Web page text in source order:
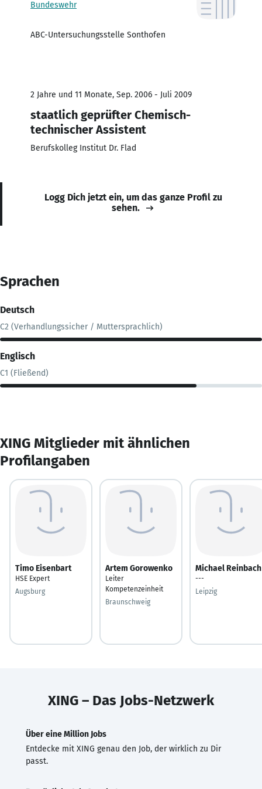
Bundeswehr
ABC-Untersuchungsstelle Sonthofen
2 Jahre und 11 Monate, Sep. 2006 - Juli 2009
staatlich geprüfter Chemisch-
technischer Assistent
Berufskolleg Institut Dr. Flad
Logg Dich jetzt ein, um das ganze Profil zu
sehen.
Sprachen
Deutsch
C2 (Verhandlungssicher / Muttersprachlich)
Englisch
C1 (Fließend)
XING Mitglieder mit ähnlichen
Profilangaben
Timo Eisenbart
HSE Expert
Augsburg
Artem Gorowenko
Leiter
Kompetenzeinheit
Braunschweig
Michael Reinbach
---
Leipzig
XING – Das Jobs-Netzwerk
Über eine Million Jobs
Entdecke mit XING genau den Job, der wirklich zu Dir
passt.